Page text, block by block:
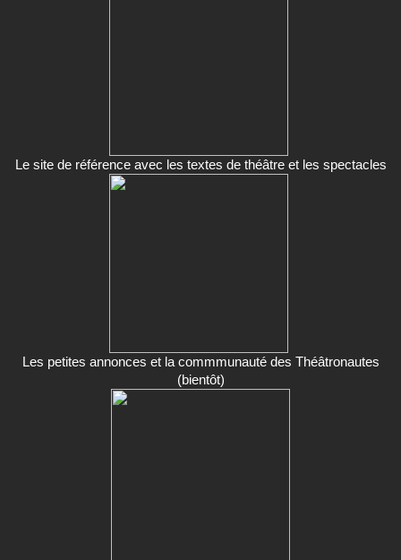
Le site de référence avec les textes de théâtre et les spectacles
Les petites annonces et la commmunauté des Théâtronautes
(bientôt)